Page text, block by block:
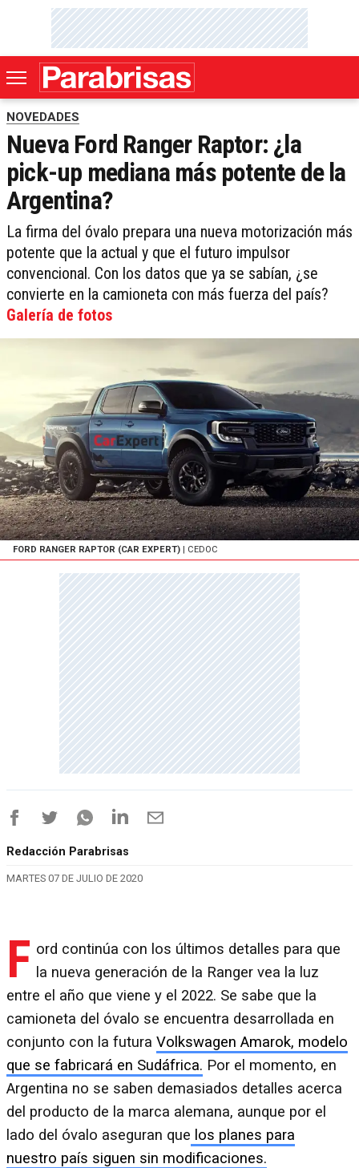
NOVEDADES
Nueva Ford Ranger Raptor: ¿la
pick-up mediana más potente de la
Argentina?
La firma del óvalo prepara una nueva motorización más
potente que la actual y que el futuro impulsor
convencional. Con los datos que ya se sabían, ¿se
convierte en la camioneta con más fuerza del país?
Galería de fotos
FORD RANGER RAPTOR (CAR EXPERT) | CEDOC
Redacción Parabrisas
MARTES 07 DE JULIO DE 2020
F ord continúa con los últimos detalles para que
la nueva generación de la Ranger vea la luz
entre el año que viene y el 2022. Se sabe que la
camioneta del óvalo se encuentra desarrollada en
conjunto con la futura Volkswagen Amarok, modelo
que se fabricará en Sudáfrica. Por el momento, en
Argentina no se saben demasiados detalles acerca
del producto de la marca alemana, aunque por el
lado del óvalo aseguran que los planes para
nuestro país siguen sin modificaciones.